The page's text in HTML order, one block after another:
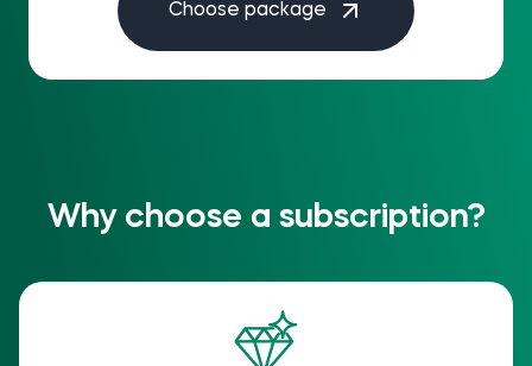
Choose package
Why choose a subscription?